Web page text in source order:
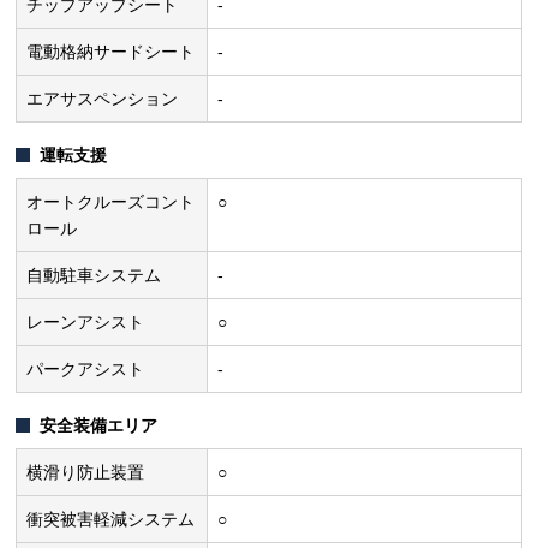
チップアップシート -
電動格納サードシート -
エアサスペンション -
運転支援
オートクルーズコント
ロール
○
自動駐車システム -
レーンアシスト ○
パークアシスト -
安全装備エリア
横滑り防止装置 ○
衝突被害軽減システム ○